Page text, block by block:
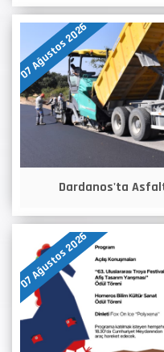
07 Ağustos 2026
Dardanos'ta
07 Ağustos 2026